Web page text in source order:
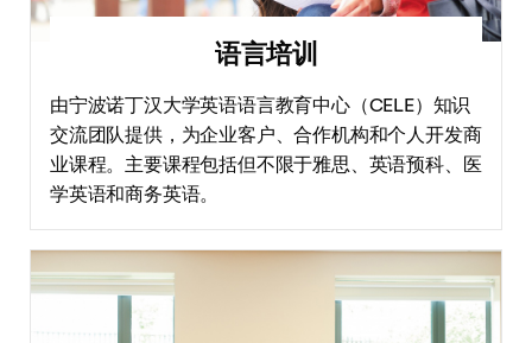
语言培训
由宁波诺丁汉大学英语语言教育中心（CELE）知识
交流团队提供，为企业客户、合作机构和个人开发商
业课程。主要课程包括但不限于雅思、英语预科、医
学英语和商务英语。